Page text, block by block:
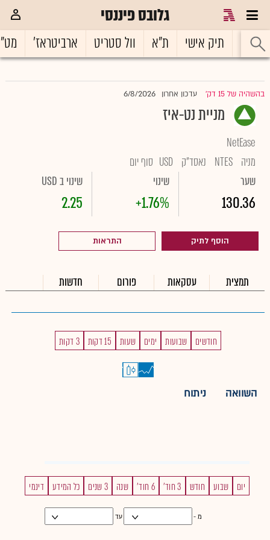
גלובס פיננסי
ראשי תיק אישי ת"א וול סטריט ארביטראז'
בהשהיה של 15 דק' עדכון אחרון 6/8/2026
מניית נט-איז
NetEase
מניה NTES נאסד"ק USD סוף יום
שער
130.36
שינוי
+1.76%
שינוי ב USD
2.25
הוסף לתיק התראות
תמצית עסקאות פורום חדשות
חודשים שבועות ימים שעות 15 דקות 3 דקות
השוואה ניתוח
יום שבוע חודש 3 חוד' 6 חוד' שנה 3 שנים כל המידע דינמי
מ - עד